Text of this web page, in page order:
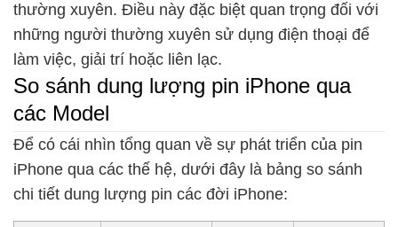
thường xuyên. Điều này đặc biệt quan trọng đối với
những người thường xuyên sử dụng điện thoại để
làm việc, giải trí hoặc liên lạc.
So sánh dung lượng pin iPhone qua
các Model
Để có cái nhìn tổng quan về sự phát triển của pin
iPhone qua các thế hệ, dưới đây là bảng so sánh
chi tiết dung lượng pin các đời iPhone: